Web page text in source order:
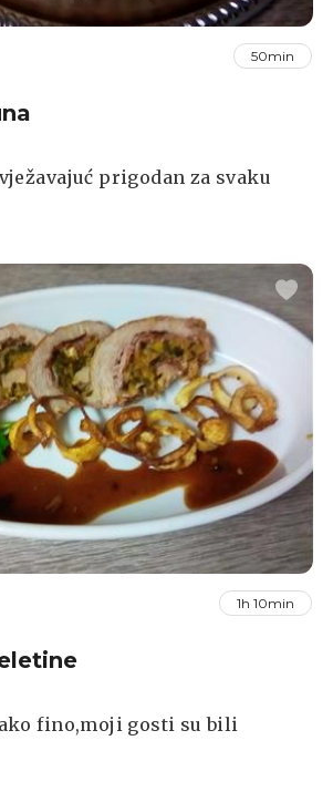
50min
prigodan za svaku
1h 10min
fino,moji gosti su bili